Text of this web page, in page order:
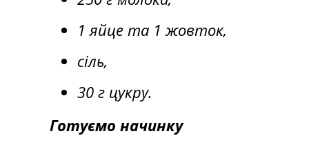
1 яйце та 1 жовток,
сіль,
30 г цукру.
Готуємо начинку